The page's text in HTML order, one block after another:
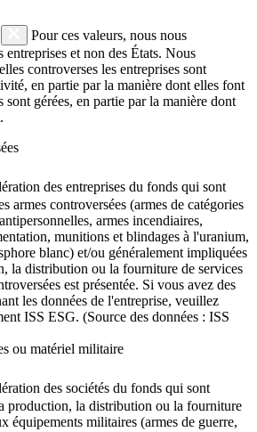
Pour ces valeurs, nous nous
entreprises et non des États. Nous
controverses les entreprises sont
en partie par la manière dont elles font
sont gérées, en partie par la manière dont
des entreprises du fonds qui sont
armes controversées (armes de catégories
armes incendiaires,
munitions et blindages à l'uranium,
blanc) et/ou généralement impliquées
la distribution ou la fourniture de services
est présentée. Si vous avez des
les données de l'entreprise, veuillez
ISS ESG. (Source des données : ISS
ou matériel militaire
des sociétés du fonds qui sont
production, la distribution ou la fourniture
équipements militaires (armes de guerre,